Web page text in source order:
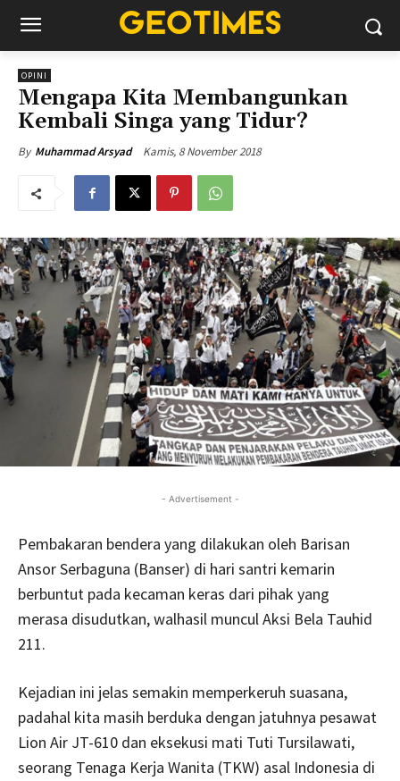
OPINI
Mengapa Kita Membangunkan
Kembali Singa yang Tidur?
By Muhammad Arsyad Kamis, 8 November 2018
- Advertisement -
Pembakaran bendera yang dilakukan oleh Barisan
Ansor Serbaguna (Banser) di hari santri kemarin
berbuntut pada kecaman keras dari pihak yang
merasa disudutkan, walhasil muncul Aksi Bela Tauhid
211.
Kejadian ini jelas semakin memperkeruh suasana,
padahal kita masih berduka dengan jatuhnya pesawat
Lion Air JT-610 dan eksekusi mati Tuti Tursilawati,
seorang Tenaga Kerja Wanita (TKW) asal Indonesia di